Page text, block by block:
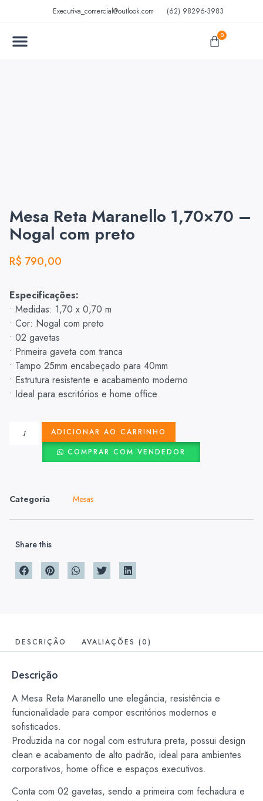
Executiva_comercial@outlook.com (62) 98296-3983
0
Mesa Reta Maranello 1,70×70 –
Nogal com preto
R$ 790,00
Especificações:
• Medidas: 1,70 x 0,70 m
• Cor: Nogal com preto
• 02 gavetas
• Primeira gaveta com tranca
• Tampo 25mm encabeçado para 40mm
• Estrutura resistente e acabamento moderno
• Ideal para escritórios e home office
ADICIONAR AO CARRINHO
COMPRAR COM VENDEDOR
Categoria Mesas
Share this
DESCRIÇÃO AVALIAÇÕES (0)
Descrição
A Mesa Reta Maranello une elegância, resistência e
funcionalidade para compor escritórios modernos e
sofisticados.
Produzida na cor nogal com estrutura preta, possui design
clean e acabamento de alto padrão, ideal para ambientes
corporativos, home office e espaços executivos.
Conta com 02 gavetas, sendo a primeira com fechadura e